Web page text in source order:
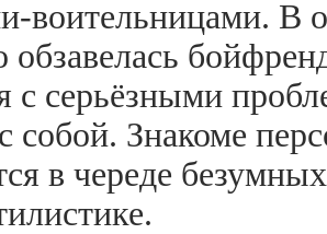
воительницами. В
обзавелась
с серьёзными
собой. Знакоме
в череде